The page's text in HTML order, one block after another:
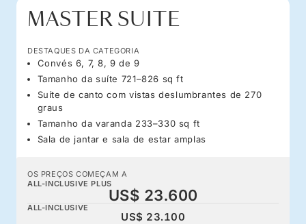
MASTER SUITE
DESTAQUES DA CATEGORIA
Convés 6, 7, 8, 9 de 9
Tamanho da suíte 721–826 sq ft
Suíte de canto com vistas deslumbrantes de 270
graus
Tamanho da varanda 233–330 sq ft
Sala de jantar e sala de estar amplas
OS PREÇOS COMEÇAM A
ALL-INCLUSIVE PLUS
US$ 23.600
ALL-INCLUSIVE
US$ 23.100